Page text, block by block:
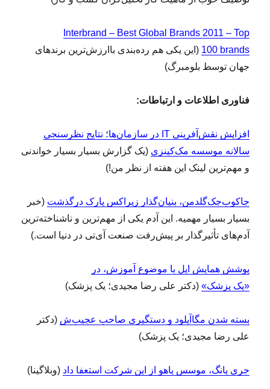
Interbrand – Best Global Brands 2011 – Top
100 brands (این‌ یکی هم رده‌بندی باارزش‌ترین برندهای
جهان توسط بلومبرگ)
فناوری اطلاعات و ارتباطات:
افزایش نقش‌آفرینی IT در سازمان‌ها؛ نتایج نظرسنجی
سالانه موسسه مک‌کینزی (یک گزارش بسیار بسیار خواندنی
و مهم‌ترین لینک این هفته از نظر من!)
جاکوب‌جک‌گلدمن، بنیان‌گذار زیراکس پارک‌ درگذشت (خبر
بسیار بسیار مهمیه. این آدم یکی از مهم‌ترین و ناشناخته‌ترین
آدم‌های تأثیرگذار بر پیش‌رفت صنعت آی‌تی در دنیا است.)
پوشش همایش اپل با موضوع آموزش، در
«یک پزشک» (دکتر علی‌ رضا مجیدی؛ یک پزشک)
بسته شدن مگاآپلود و دستگیری صاحب عجیب‌ش (دکتر
علی‌ رضا مجیدی؛ یک پزشک)
جری یانگ، موسس یاهو از این شرکت استعفا داد (وبلاگینا)